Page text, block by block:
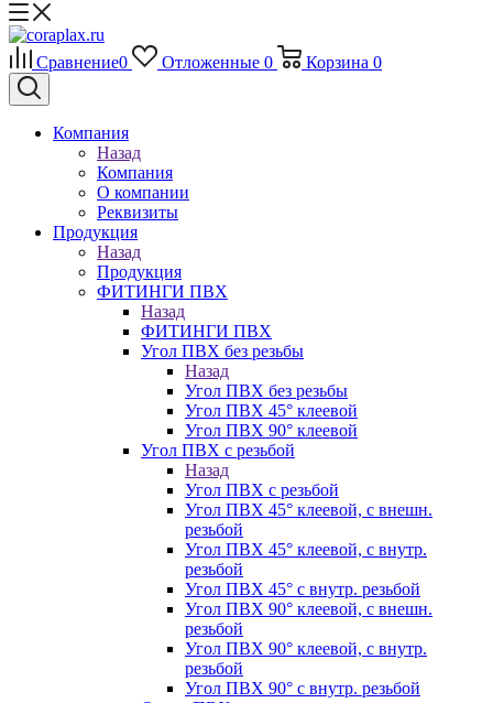
Сравнение0 Отложенные 0 Корзина 0
Компания
Назад
Компания
О компании
Реквизиты
Продукция
Назад
Продукция
ФИТИНГИ ПВХ
Назад
ФИТИНГИ ПВХ
Угол ПВХ без резьбы
Назад
Угол ПВХ без резьбы
Угол ПВХ 45° клеевой
Угол ПВХ 90° клеевой
Угол ПВХ с резьбой
Назад
Угол ПВХ с резьбой
Угол ПВХ 45° клеевой, с внешн.
резьбой
Угол ПВХ 45° клеевой, с внутр.
резьбой
Угол ПВХ 45° с внутр. резьбой
Угол ПВХ 90° клеевой, с внешн.
резьбой
Угол ПВХ 90° клеевой, с внутр.
резьбой
Угол ПВХ 90° с внутр. резьбой